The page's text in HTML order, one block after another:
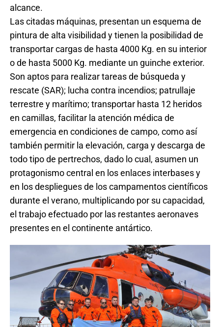
alcance.
Las citadas máquinas, presentan un esquema de
pintura de alta visibilidad y tienen la posibilidad de
transportar cargas de hasta 4000 Kg. en su interior
o de hasta 5000 Kg. mediante un guinche exterior.
Son aptos para realizar tareas de búsqueda y
rescate (SAR); lucha contra incendios; patrullaje
terrestre y marítimo; transportar hasta 12 heridos
en camillas, facilitar la atención médica de
emergencia en condiciones de campo, como así
también permitir la elevación, carga y descarga de
todo tipo de pertrechos, dado lo cual, asumen un
protagonismo central en los enlaces interbases y
en los despliegues de los campamentos científicos
durante el verano, multiplicando por su capacidad,
el trabajo efectuado por las restantes aeronaves
presentes en el continente antártico.